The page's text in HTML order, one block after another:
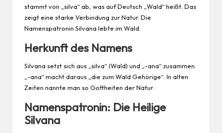
stammt von „silva“ ab, was auf Deutsch „Wald“ heißt. Das
zeigt eine starke Verbindung zur Natur. Die
Namenspatronin Silvana lebte im Wald.
Herkunft des Namens
Silvana setzt sich aus „silva“ (Wald) und „-ana“ zusammen.
„-ana“ macht daraus „die zum Wald Gehörige“. In alten
Zeiten nannte man so Gottheiten der Natur.
Namenspatronin: Die Heilige
Silvana